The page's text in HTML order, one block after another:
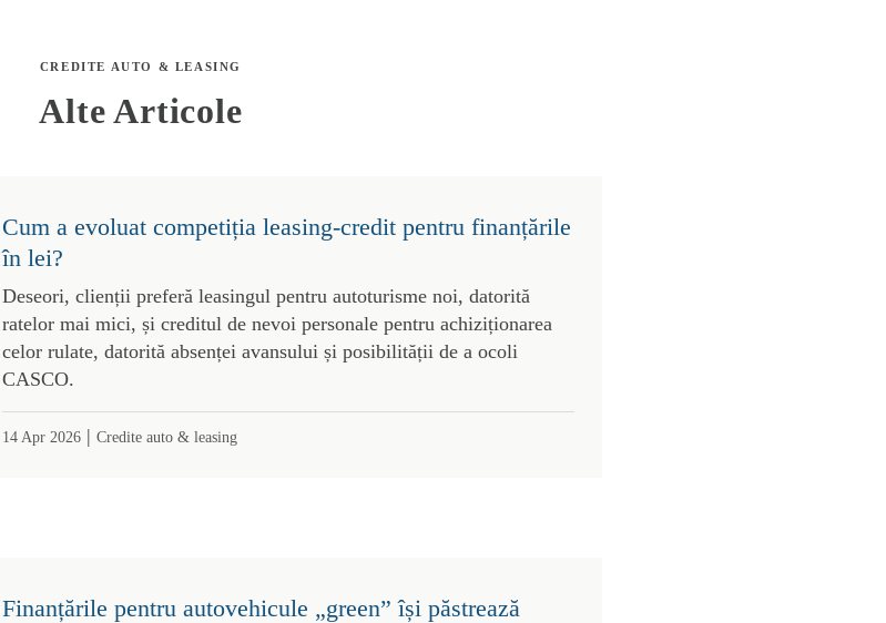
CREDITE AUTO & LEASING
Alte Articole
Cum a evoluat competiția leasing-credit pentru finanțările
în lei?
Deseori, clienții preferă leasingul pentru autoturisme noi, datorită
ratelor mai mici, și creditul de nevoi personale pentru achiziționarea
celor rulate, datorită absenței avansului și posibilității de a ocoli
CASCO.
14 Apr 2026| Credite auto & leasing
Finanțările pentru autovehicule „green” își păstrează